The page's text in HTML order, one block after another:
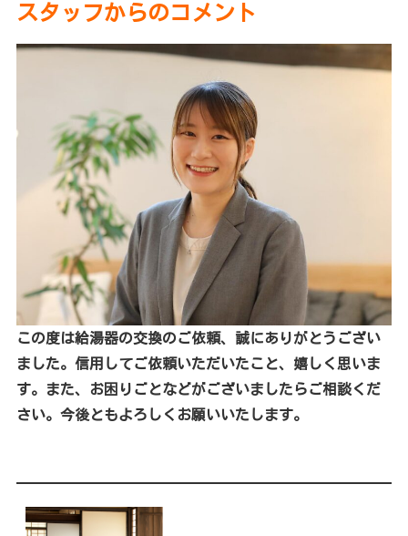
スタッフからのコメント
この度は給湯器の交換のご依頼、誠にありがとうござい
ました。信用してご依頼いただいたこと、嬉しく思いま
す。また、お困りごとなどがございましたらご相談くだ
さい。今後ともよろしくお願いいたします。